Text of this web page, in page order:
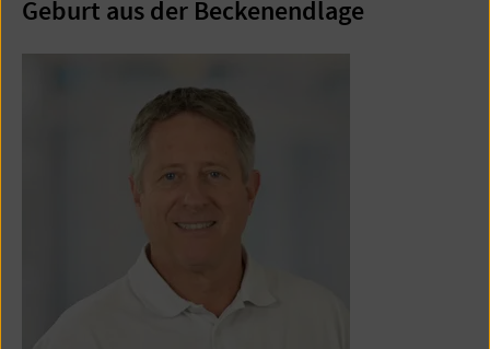
Geburt aus der Beckenendlage